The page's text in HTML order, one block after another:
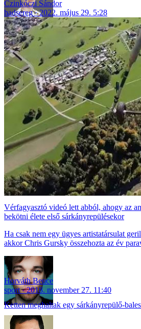
Czinkóczi Sándor
hadsereg
2022. május 29. 5:28
Vérfagyasztó videó lett abból, ahogy az
bekötni élete első sárkányrepülésekor
Ha csak nem egy ügyes artistatársulat
akkor Chris Gursky összehozta az év
Horváth Bence
sport
2018. november 27. 11:40
Ketten meghaltak egy sárkányrepülő-